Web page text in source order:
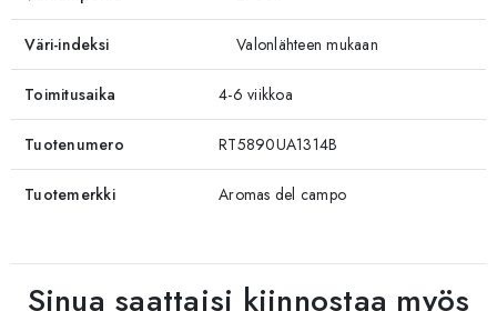
Väri-indeksi Valonlähteen mukaan
Toimitusaika 4-6 viikkoa
Tuotenumero RT5890UA1314B
Tuotemerkki Aromas del campo
Sinua saattaisi kiinnostaa myös